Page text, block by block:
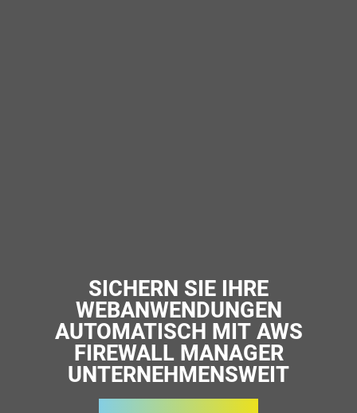
SICHERN SIE IHRE
WEBANWENDUNGEN
AUTOMATISCH MIT AWS
FIREWALL MANAGER
UNTERNEHMENSWEIT